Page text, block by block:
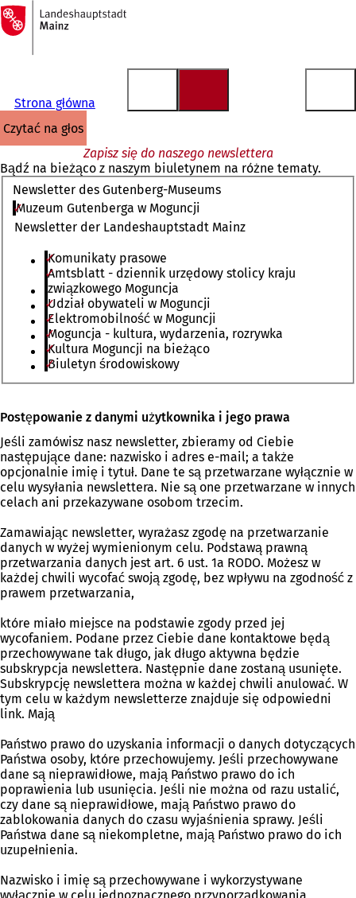
Przejdź do treści
Do
strony
głównej
Strona główna
czytać na głos
Zapisz się do naszego newslettera
Bądź na bieżąco z naszym biuletynem na różne tematy.
Newsletter des Gutenberg-Museums
Muzeum Gutenberga w Moguncji
Newsletter der Landeshauptstadt Mainz
Komunikaty prasowe
Amtsblatt - dziennik urzędowy stolicy kraju
związkowego Moguncja
Udział obywateli w Moguncji
Elektromobilność w Moguncji
Moguncja - kultura, wydarzenia, rozrywka
Kultura Moguncji na bieżąco
Biuletyn środowiskowy
Bitte
lassen
Sie
dieses
Feld
leer.
Postępowanie z danymi użytkownika i jego prawa
Jeśli zamówisz nasz newsletter, zbieramy od Ciebie
następujące dane: nazwisko i adres e-mail; a także
opcjonalnie imię i tytuł. Dane te są przetwarzane wyłącznie w
celu wysyłania newslettera. Nie są one przetwarzane w innych
celach ani przekazywane osobom trzecim.
Zamawiając newsletter, wyrażasz zgodę na przetwarzanie
danych w wyżej wymienionym celu. Podstawą prawną
przetwarzania danych jest art. 6 ust. 1a RODO. Możesz w
każdej chwili wycofać swoją zgodę, bez wpływu na zgodność z
prawem przetwarzania,
które miało miejsce na podstawie zgody przed jej
wycofaniem. Podane przez Ciebie dane kontaktowe będą
przechowywane tak długo, jak długo aktywna będzie
subskrypcja newslettera. Następnie dane zostaną usunięte.
Subskrypcję newslettera można w każdej chwili anulować. W
tym celu w każdym newsletterze znajduje się odpowiedni
link. Mają
Państwo prawo do uzyskania informacji o danych dotyczących
Państwa osoby, które przechowujemy. Jeśli przechowywane
dane są nieprawidłowe, mają Państwo prawo do ich
poprawienia lub usunięcia. Jeśli nie można od razu ustalić,
czy dane są nieprawidłowe, mają Państwo prawo do
zablokowania danych do czasu wyjaśnienia sprawy. Jeśli
Państwa dane są niekompletne, mają Państwo prawo do ich
uzupełnienia.
Nazwisko i imię są przechowywane i wykorzystywane